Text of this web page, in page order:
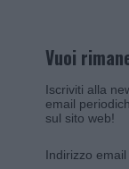
Vuoi
Iscriviti alla
email
sul sito web!
Indirizzo email